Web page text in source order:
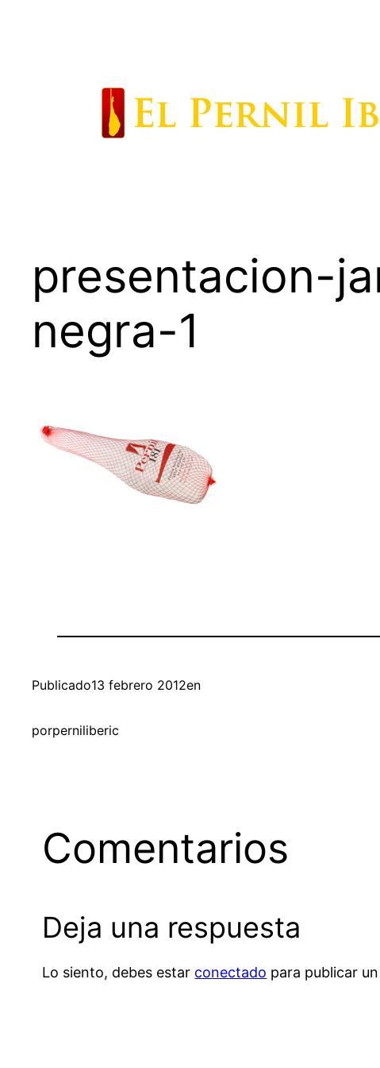
presentacion-
negra-1
Publicado13 febrero 2012en
porperniliberic
Comentarios
Deja una respuesta
Lo siento, debes estar conectado para publicar